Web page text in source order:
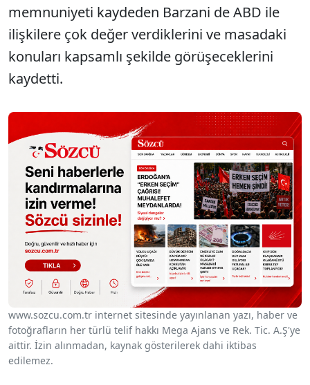
memnuniyeti kaydeden Barzani de ABD ile
ilişkilere çok değer verdiklerini ve masadaki
konuları kapsamlı şekilde görüşeceklerini
kaydetti.
www.sozcu.com.tr internet sitesinde yayınlanan yazı, haber ve
fotoğrafların her türlü telif hakkı Mega Ajans ve Rek. Tic. A.Ş'ye
aittir. İzin alınmadan, kaynak gösterilerek dahi iktibas
edilemez.